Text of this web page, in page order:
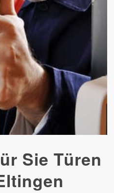
Sie Türen